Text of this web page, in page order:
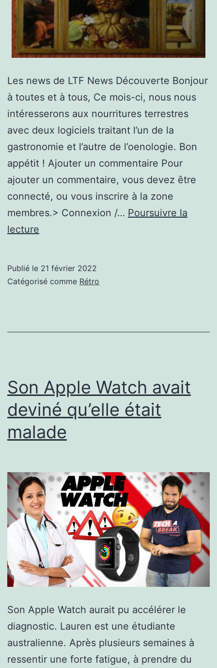
Les news de LTF News Découverte Bonjour
à toutes et à tous, Ce mois-ci, nous nous
intéresserons aux nourritures terrestres
avec deux logiciels traitant l’un de la
gastronomie et l’autre de l’oenologie. Bon
appétit ! Ajouter un commentaire Pour
ajouter un commentaire, vous devez être
connecté, ou vous inscrire à la zone
membres.> Connexion /… Poursuivre la
lecture
Gastronomie
Publié le 21 février 2022
Catégorisé comme Rétro
Son Apple Watch avait
deviné qu’elle était
malade
Son Apple Watch aurait pu accélérer le
diagnostic. Lauren est une étudiante
australienne. Après plusieurs semaines à
ressentir une forte fatigue, à prendre du